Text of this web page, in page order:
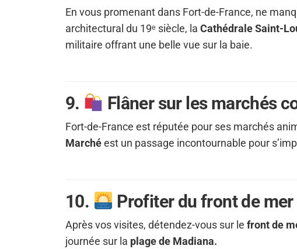
En vous promenant dans Fort-de-France, ne
architectural du 19ᵉ siècle, la Cathédrale Saint-
militaire offrant une belle vue sur la baie.
9. Flâner sur les marchés
Fort-de-France est réputée pour ses marchés
Marchéest un passage incontournable pour
10. Profiter du front de mer
Après vos visites, détendez-vous sur le front de
journée sur la plage de Madiana.